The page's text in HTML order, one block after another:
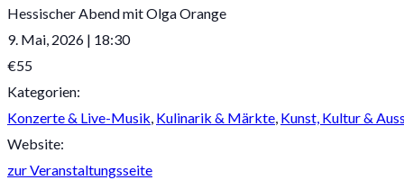
Hessischer Abend mit Olga Orange
9. Mai, 2026 | 18:30
€55
Kategorien:
Konzerte & Live-Musik, Kulinarik & Märkte, Kunst, Kultur &
Website:
zur Veranstaltungsseite